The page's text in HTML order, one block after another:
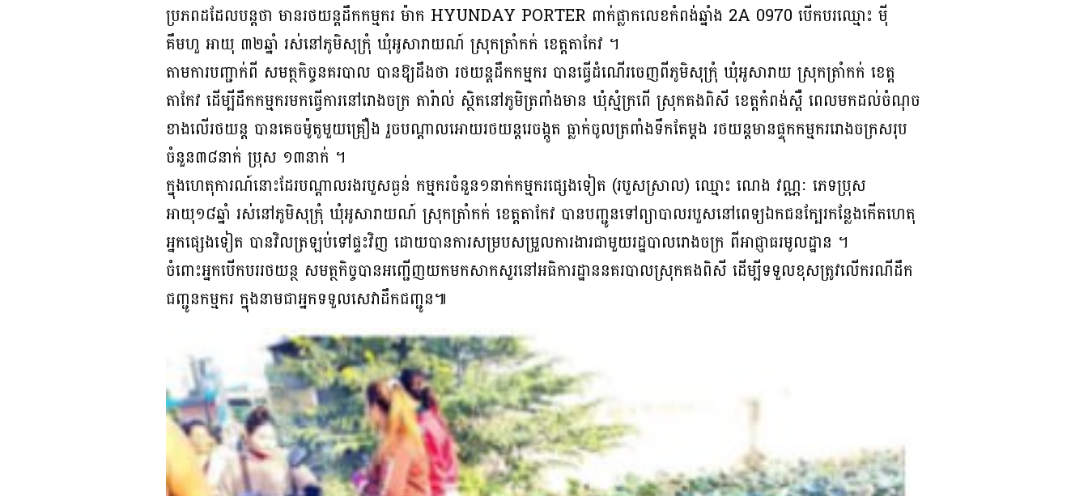
ប្រភពដដែលបន្តថា មានរថយន្តដឹកកម្មករ ម៉ាក HYUNDAY PORTER ពាក់ផ្លាកលេខកំពង់ឆ្នាំង 2A 0970 បើកបរឈ្មោះ ម៉ី
គឹមហួ អាយុ ៣២ឆ្នាំ រស់នៅភូមិសុក្រុំ ឃុំអូសារាយណ៍ ស្រុកត្រាំកក់ ខេត្តតាកែវ ។
តាមការបញ្ជាក់ពី សមត្ថកិច្ចនគរបាល បានឱ្យដឹងថា រថយន្តដឹកកម្មករ បានធ្វេីដំណេីរចេញពីភូមិសុក្រុំ ឃុំអូសារាយ ស្រុកត្រាំកក់ ខេត្ត
តាកែវ ដេីម្បីដឹកកម្មករមកធ្វើការនៅរោងចក្រ តារ៉ាល់ ស្ថិតនៅភូមិត្រពាំងមាន ឃុំស្មំក្រពើ ស្រុកគងពិសី ខេត្តកំពង់ស្ពឺ ពេលមកដល់ចំណុច
ខាងលើរថយន្ដ បានគេចម៉ូតូមួយគ្រឿង រួចបណ្ដាលអោយរថយន្ដរេចង្កូត ធ្លាក់ចូលត្រពាំងទឹកតែម្ដង រថយន្តមានផ្ទុកកម្មកររោងចក្រសរុប
ចំនួន៣៨នាក់ ប្រុស ១៣នាក់ ។
ក្នុងហេតុការណ៍នោះដែរបណ្ដាលរងរបួសធ្ងន់ កម្មករចំនួន១នាក់កម្មករផ្សេងទៀត (របួសស្រាល) ឈ្មោះ ណេង វណ្ណៈ ភេទប្រុស
អាយុ១៨ឆ្នាំ រស់នៅភូមិសុក្រុំ ឃុំអូសារាយណ៍ ស្រុកត្រាំកក់ ខេត្តតាកែវ បានបញ្ជូនទៅព្យាបាលរបួសនៅពេទ្យឯកជនក្បែរកន្លែងកើតហេតុ
អ្នកផេ្សងទៀត បានវិលត្រឡប់ទៅផ្ទះវិញ ដោយបានការសម្របសម្រួលការងារជាមួយរដ្ឋបាលរោងចក្រ ពីអាជ្ញាធរមូលដ្ឋាន ។
ចំពោះអ្នកបើកបររថយន្ថ សមត្ថកិច្ចបានអញ្ជើញយកមកសាកសួរនៅអធិការដ្ឋាននគរបាលស្រុកគងពិសី ដេីម្បីទទួលខុសត្រូវលេីករណីដឹក
ជញ្ជូនកម្មករ ក្នុងនាមជាអ្នកទទួលសេវាដឹកជញ្ជូន៕